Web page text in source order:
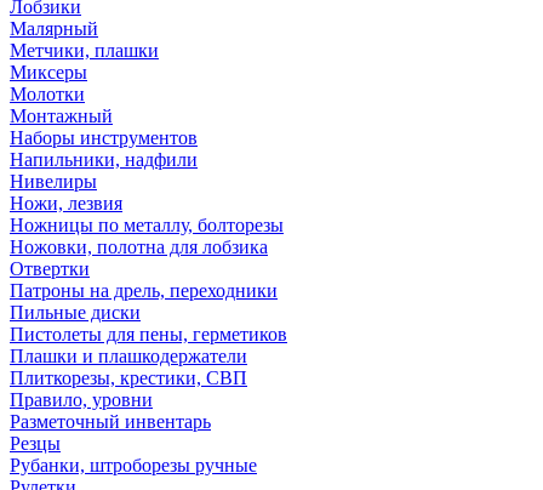
Лобзики
Малярный
Метчики, плашки
Миксеры
Молотки
Монтажный
Наборы инструментов
Напильники, надфили
Нивелиры
Ножи, лезвия
Ножницы по металлу, болторезы
Ножовки, полотна для лобзика
Отвертки
Патроны на дрель, переходники
Пильные диски
Пистолеты для пены, герметиков
Плашки и плашкодержатели
Плиткорезы, крестики, СВП
Правило, уровни
Разметочный инвентарь
Резцы
Рубанки, штроборезы ручные